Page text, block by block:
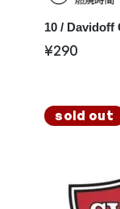
10 / Davidoff
¥290
sold out